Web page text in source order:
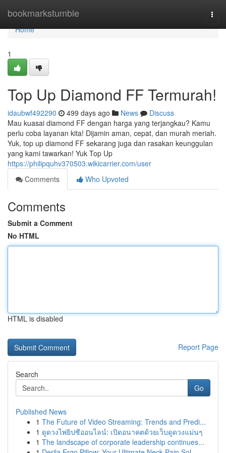
bookmarkstumble
Home
Home
1
Top Up Diamond FF Termurah!
idaubwf492290 499 days ago News
Discuss
Mau kuasai diamond FF dengan harga yang terjangkau? Kamu
perlu coba layanan kita! Dijamin aman, cepat, dan murah meriah.
Yuk, top up diamond FF sekarang juga dan rasakan keunggulan
yang kami tawarkan! Yuk Top Up
https://philipquhv370503.wikicarrier.com/user
Comments
Who Upvoted
Comments
Submit a Comment
No HTML
HTML is disabled
Report Page
Search
Go
Published News
1 The Future of Video Streaming: Trends and Predi...
1 ดูดวงไพ่ยิปซีออนไลน์: เปิดอนาคตด้วยเว็บดูดวงแม่นๆ
1 The landscape of corporate leadership continues...